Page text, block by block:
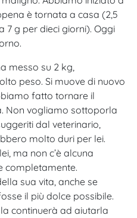
è tornata a casa (2,5
7 g per dieci giorni). Oggi
messo su 2 kg,
peso. Si muove di nuovo
fatto tornare il
Non vogliamo sottoporla
dal veterinario,
molto duri per lei.
ma non c’è alcuna
completamente.
sua vita, anche se
il più dolce possibile.
continuerà ad aiutarla